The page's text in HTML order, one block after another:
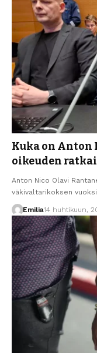
Kuka on Anton
oikeuden
Anton Nico Olavi
väkivaltarikoksen
Emilia14 huhtikuun,